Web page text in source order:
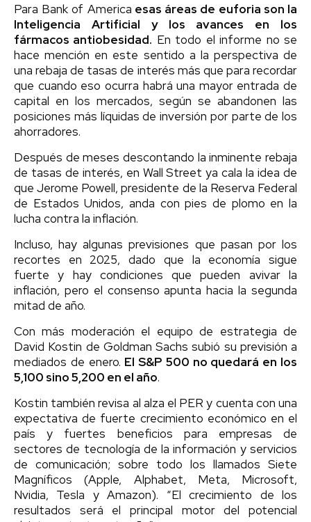
Para Bank of America esas áreas de euforia son la
Inteligencia Artificial y los avances en los
fármacos antiobesidad. En todo el informe no se
hace mención en este sentido a la perspectiva de
una rebaja de tasas de interés más que para recordar
que cuando eso ocurra habrá una mayor entrada de
capital en los mercados, según se abandonen las
posiciones más líquidas de inversión por parte de los
ahorradores.
Después de meses descontando la inminente rebaja
de tasas de interés, en Wall Street ya cala la idea de
que Jerome Powell, presidente de la Reserva Federal
de Estados Unidos, anda con pies de plomo en la
lucha contra la inflación.
Incluso, hay algunas previsiones que pasan por los
recortes en 2025, dado que la economía sigue
fuerte y hay condiciones que pueden avivar la
inflación, pero el consenso apunta hacia la segunda
mitad de año.
Con más moderación el equipo de estrategia de
David Kostin de Goldman Sachs subió su previsión a
mediados de enero. El S&P 500 no quedará en los
5,100 sino 5,200 en el año.
Kostin también revisa al alza el PER y cuenta con una
expectativa de fuerte crecimiento económico en el
país y fuertes beneficios para empresas de
sectores de tecnología de la información y servicios
de comunicación; sobre todo los llamados Siete
Magníficos (Apple, Alphabet, Meta, Microsoft,
Nvidia, Tesla y Amazon). “El crecimiento de los
resultados será el principal motor del potencial